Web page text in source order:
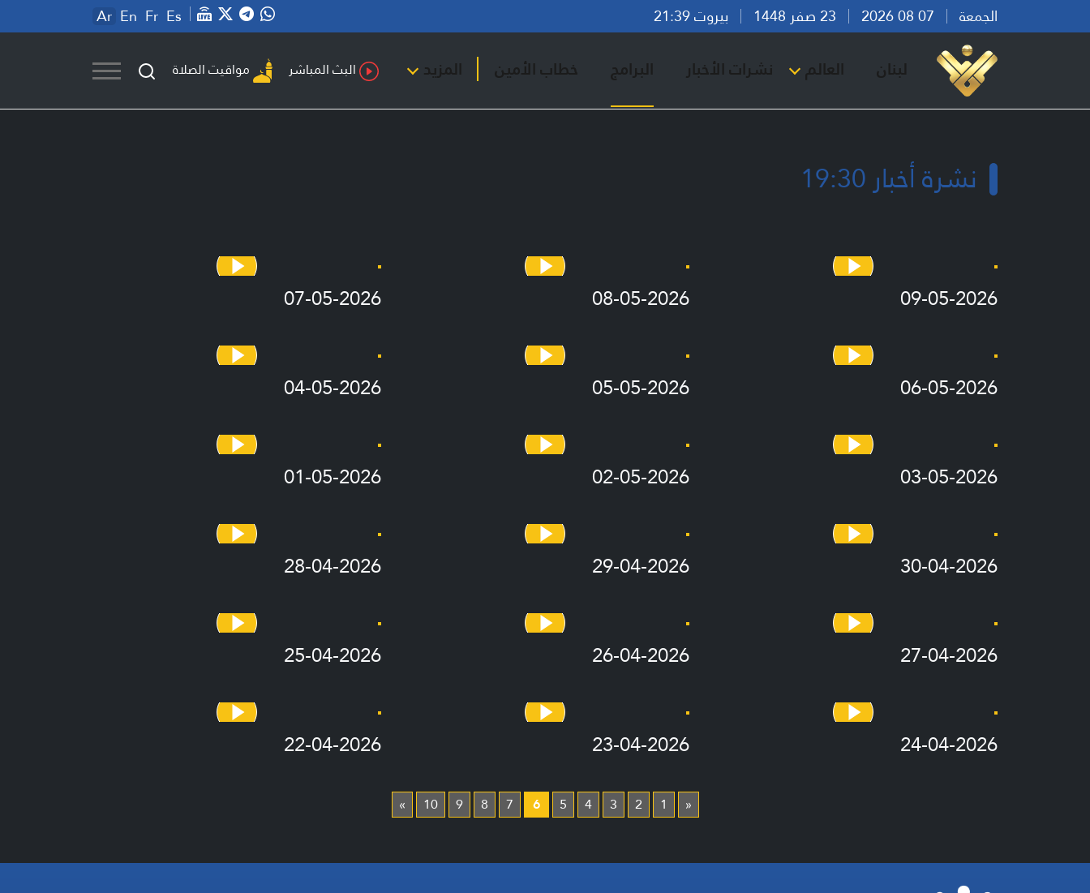
الجمعة بيروت 21:39 Ar En Fr Es
لبنان العالم نشرات الأخبار البرامج خطاب الأمين المزيد البث المباشر مواقيت الصلاة
نشرة أخبار 19:30
09-05-2026
08-05-2026
07-05-2026
06-05-2026
05-05-2026
04-05-2026
03-05-2026
02-05-2026
01-05-2026
30-04-2026
29-04-2026
28-04-2026
27-04-2026
26-04-2026
25-04-2026
24-04-2026
23-04-2026
22-04-2026
«
1
2
3
4
5
6
7
8
9
10
»